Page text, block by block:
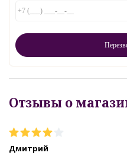
Отзывы о
Дмитрий